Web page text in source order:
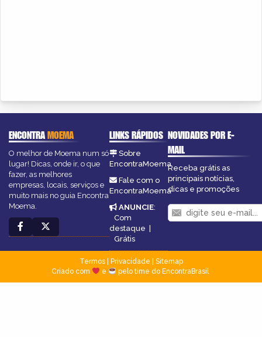
ENCONTRAMOEMA
O melhor de Moema num só
lugar! Dicas, onde ir, o que
fazer, as melhores
empresas, locais, serviços e
muito mais no guia Encontra
Moema.
LINKS RÁPIDOS
Sobre
EncontraMoema
Fale com o
EncontraMoema
ANUNCIE:
Com
destaque |
Grátis
NOVIDADES POR E-
MAIL
Receba grátis as
principais notícias,
dicas e promoções
Termos| Privacidade
Sitemap
Criado com
e pelo time do EncontraBrasil